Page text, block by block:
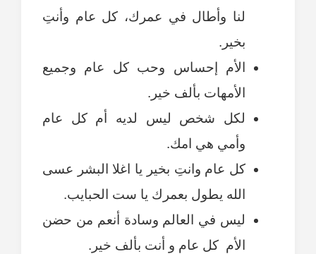
لنا وأطال في عمرك، كل عام وأنتِ
بخير.
الأم إحساس وحب كل عام وجميع
الأمهات بألف خير.
لكل شخص ليس لديه أم كل عام
وأمي هي امك.
كل عام وانتِ بخير يا اغلا البشر عسى
الله يطول بعمرك يا ست الحبايب.
ليس في العالم وسادة أنعم من حضن
الأم كل عام و أنت بألف خير.